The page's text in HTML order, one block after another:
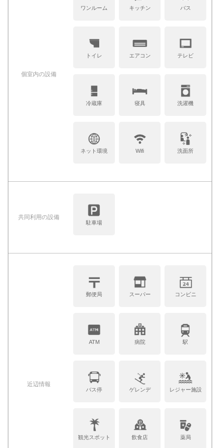
個室内の設備
ワンルーム キッチン バス
トイレ エアコン テレビ
冷蔵庫 寝具 洗濯機
ネット環境 Wifi 洗面所
共同利⽤の設備
駐車場
近辺情報
郵便局 スーパー コンビニ
ATM 病院 駅
バス停 ゲレンデ レジャー施設
観光スポット 飲食店 薬局